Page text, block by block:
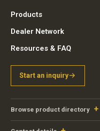
Products
Dealer Network
Resources & FAQ
Start an inquiry
Browse product directory